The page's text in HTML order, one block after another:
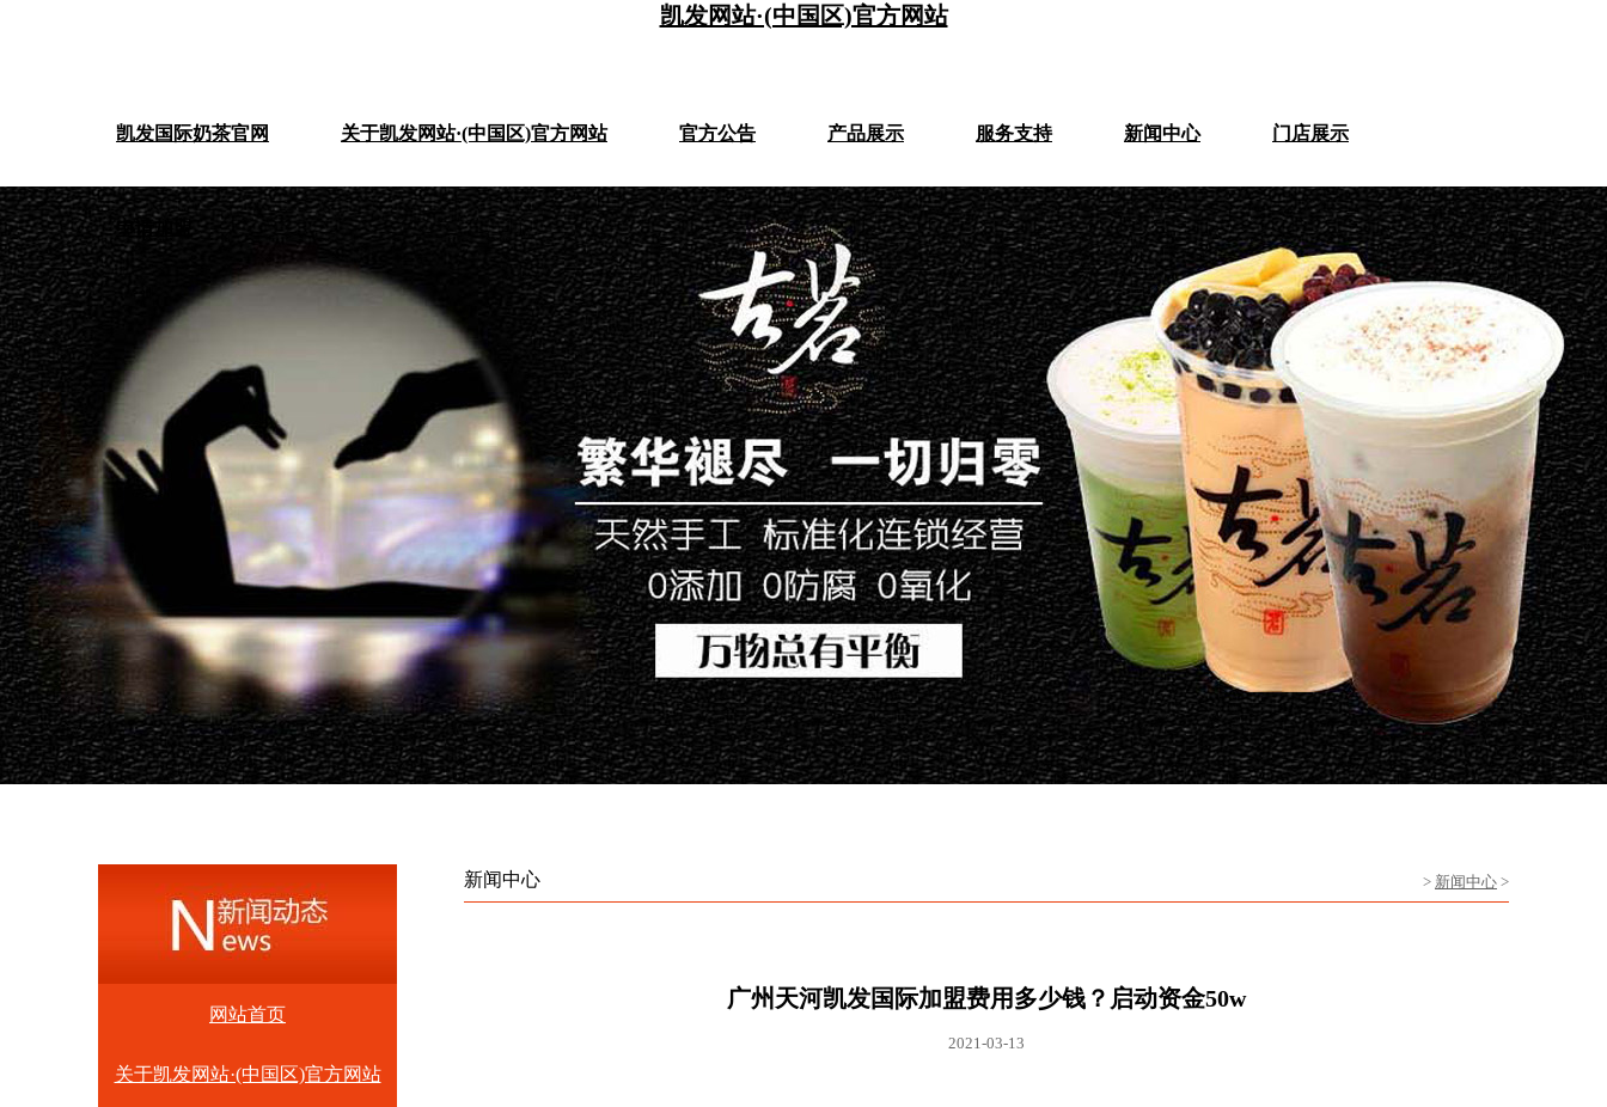
凯发网站·(中国区)官方网站
凯发国际奶茶官网 关于凯发网站·(中国区)官方网站 官方公告 产品展示 服务支持 新闻中心 门店展示
申请加盟
网站首页
关于凯发网站·(中国区)官方网站
新闻中心 > 新闻中心 >
广州天河凯发国际加盟费用多少钱？启动资金50w
2021-03-13